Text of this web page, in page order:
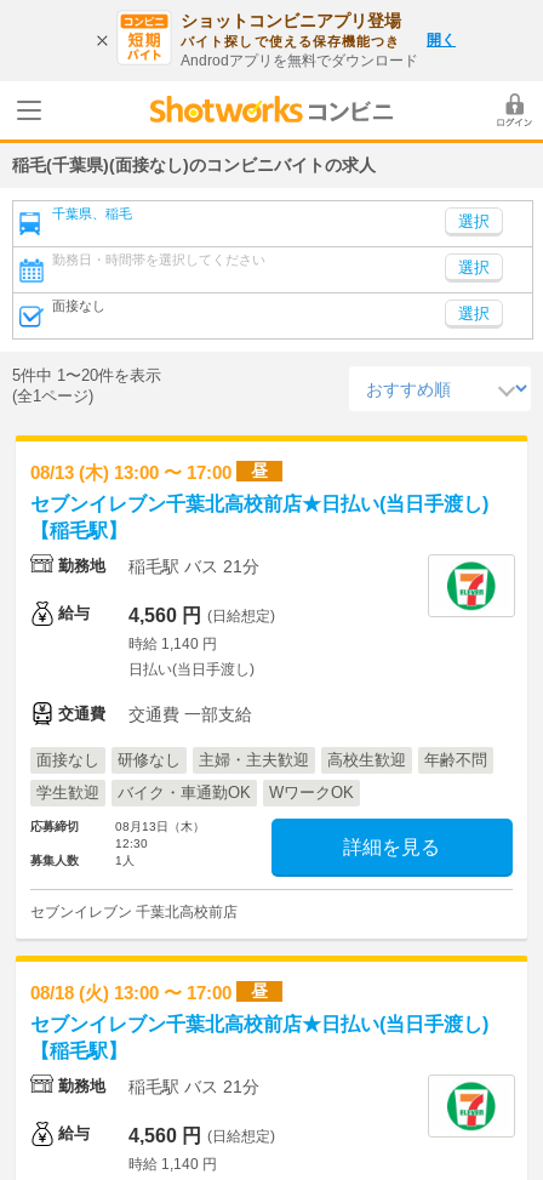
ショットコンビニアプリ登場
バイト探しで使える保存機能つき
Androdアプリを無料でダウンロード
開く
稲毛(千葉県)(面接なし)のコンビニバイトの求人
千葉県、稲毛
勤務日・時間帯を選択してください 選択
面接なし 選択
5件中 1〜20件を表示
(全1ページ)
08/13 (木) 13:00 〜 17:00 昼
セブンイレブン千葉北高校前店★日払い(当日手渡し)
【稲毛駅】
勤務地 稲毛駅 バス 21分
給与 4,560 円 (日給想定)
時給 1,140 円
日払い(当日手渡し)
交通費 交通費 一部支給
面接なし 研修なし 主婦・主夫歓迎 高校生歓迎
年齢不問
学生歓迎
バイク・車通勤OK WワークOK
応募締切
08月13日（木）
12:30
募集人数
1人
詳細を見る
セブンイレブン 千葉北高校前店
08/18 (火) 13:00 〜 17:00 昼
セブンイレブン千葉北高校前店★日払い(当日手渡し)
【稲毛駅】
勤務地 稲毛駅 バス 21分
給与 4,560 円 (日給想定)
時給 1,140 円